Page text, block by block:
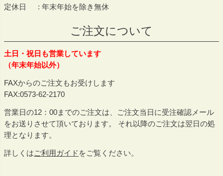
定休日
年末年始を除き無休
ご注文について
土日・祝日も営業しています
（年末年始以外）
FAXからのご注文もお受けします
FAX:0573-62-2170
営業日の12：00までのご注文は、ご注文当日に受注確認メール
をお送りさせて頂いております。 それ以降のご注文は翌日の処
理となります。
詳しくはご利用ガイド をご覧ください。